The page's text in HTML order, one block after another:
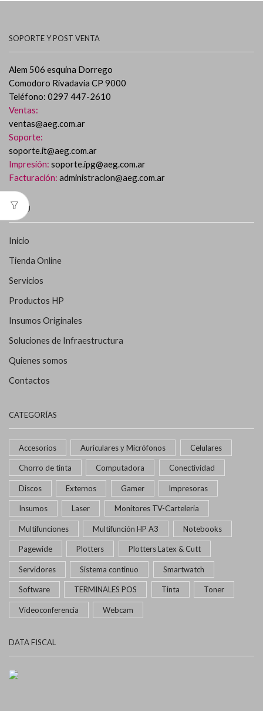
SOPORTE Y POST VENTA
Alem 506 esquina Dorrego
Comodoro Rivadavia CP 9000
Teléfono: 0297 447-2610
Ventas:
ventas@aeg.com.ar
Soporte:
soporte.it@aeg.com.ar
Impresión: soporte.ipg@aeg.com.ar
Facturación: administracion@aeg.com.ar
MENÚ
Inicio
Tienda Online
Servicios
Productos HP
Insumos Originales
Soluciones de Infraestructura
Quienes somos
Contactos
CATEGORÍAS
Accesorios Auriculares y Micrófonos Celulares
Chorro de tinta Computadora Conectividad
Discos Externos Gamer Impresoras
Insumos Laser Monitores TV-Carteleria
Multifunciones Multifunción HP A3 Notebooks
Pagewide Plotters Plotters Latex & Cutt
Servidores Sistema continuo Smartwatch
Software TERMINALES POS Tinta Toner
Videoconferencia Webcam
DATA FISCAL